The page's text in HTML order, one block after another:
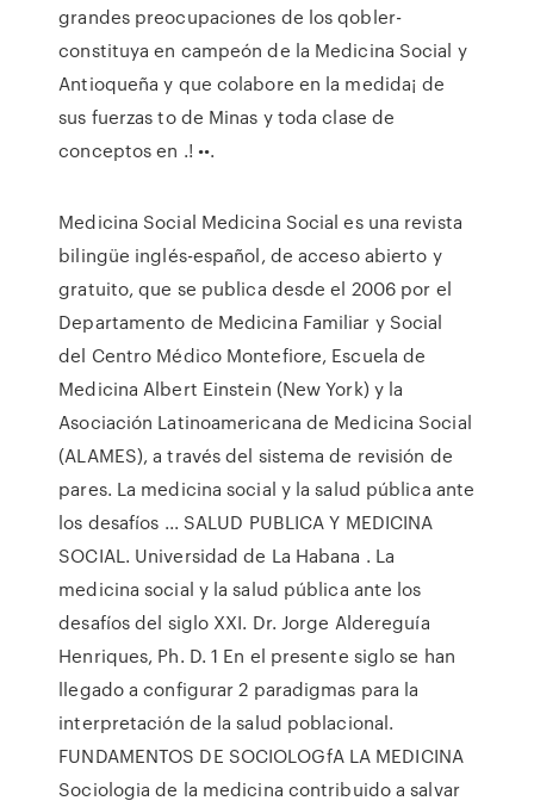
grandes preocupaciones de los qobler-
constituya en campeón de la Medicina Social y
Antioqueña y que colabore en la medida¡ de
sus fuerzas to de Minas y toda clase de
conceptos en .! ••.
Medicina Social Medicina Social es una revista
bilingüe inglés-español, de acceso abierto y
gratuito, que se publica desde el 2006 por el
Departamento de Medicina Familiar y Social
del Centro Médico Montefiore, Escuela de
Medicina Albert Einstein (New York) y la
Asociación Latinoamericana de Medicina Social
(ALAMES), a través del sistema de revisión de
pares. La medicina social y la salud pública ante
los desafíos ... SALUD PUBLICA Y MEDICINA
SOCIAL. Universidad de La Habana . La
medicina social y la salud pública ante los
desafíos del siglo XXI. Dr. Jorge Aldereguía
Henriques, Ph. D. 1 En el presente siglo se han
llegado a configurar 2 paradigmas para la
interpretación de la salud poblacional.
FUNDAMENTOS DE SOCIOLOGfA LA MEDICINA
Sociologia de la medicina contribuido a salvar